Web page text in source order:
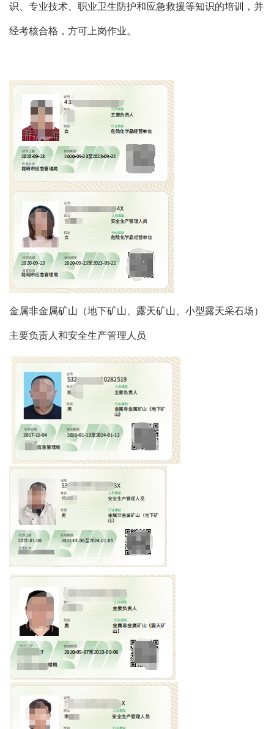
识、专业技术、职业卫生防护和应急救援等知识的培训，并
经考核合格，方可上岗作业。
金属非金属矿山（地下矿山、露天矿山、小型露天采石场）
主要负责人和安全生产管理人员